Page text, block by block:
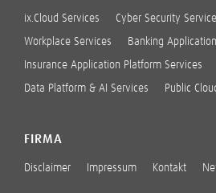
ix.Cloud Services Cyber Security
Workplace Services Banking
Insurance Application Platform Services
Data Platform & AI Services Public
FIRMA
Disclaimer Impressum Kontakt